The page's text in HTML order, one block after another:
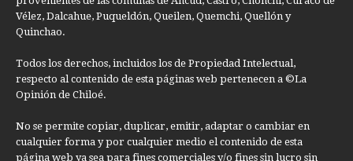
Vélez, Dalcahue, Puqueldón, Queilen, Quemchi, Quellón y
Quinchao.
Todos los derechos, incluidos los de Propiedad Intelectual,
respecto al contenido de esta páginas web pertenecen a ©La
Opinión de Chiloé.
No se permite copiar, duplicar, emitir, adaptar o cambiar en
cualquier forma y por cualquier medio el contenido de esta
página web ya sea para fines comerciales y/o fines sin lucro sin